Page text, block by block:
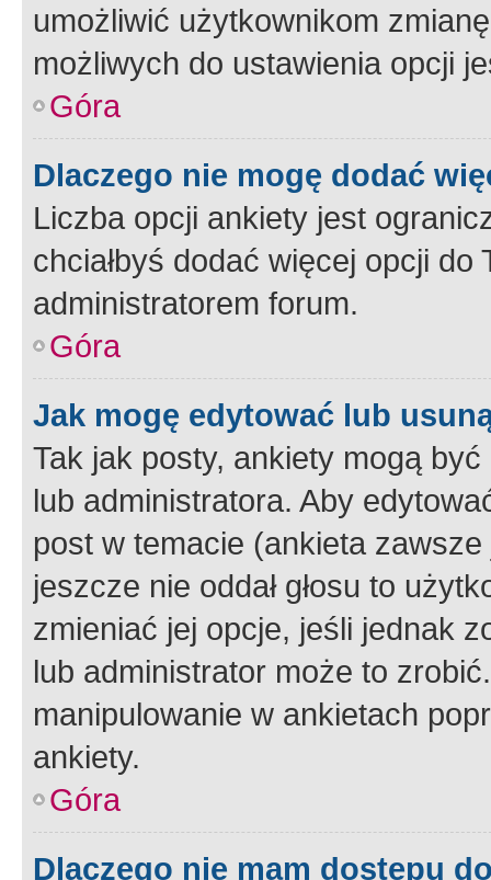
umożliwić użytkownikom
możliwych do ustawienia opcji
Góra
Dlaczego nie mogę dodać
Liczba opcji ankiety jest
chciałbyś dodać więcej opcji
administratorem forum.
Góra
Jak mogę edytować lub
Tak jak posty, ankiety mogą
lub administratora. Aby
post w temacie (ankieta
jeszcze nie oddał głosu to
zmieniać jej opcje, jeśli jednak
lub administrator może to
manipulowanie w ankietach
ankiety.
Góra
Dlaczego nie mam dostępu